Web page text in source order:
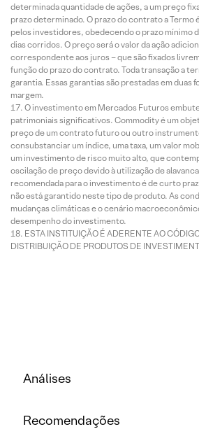
determinada quantidade de ações, a um preço
prazo determinado. O prazo do contrato a
pelos investidores, obedecendo o prazo mínimo
dias corridos. O preço será o valor da ação
correspondente aos juros – que são fixados
função do prazo do contrato. Toda transação a
garantia. Essas garantias são prestadas em duas
margem.
O investimento em Mercados Futuros
patrimoniais significativos. Commodity é um
preço de um contrato futuro ou outro
consubstanciar um índice, uma taxa, um valor
um investimento de risco muito alto, que
oscilação de preço devido à utilização de
recomendada para o investimento é de curto
não está garantido neste tipo de produto. As
mudanças climáticas e o cenário
desempenho do investimento.
ESTA INSTITUIÇÃO É ADERENTE AO
DISTRIBUIÇÃO DE PRODUTOS DE
Análises
Recomendações